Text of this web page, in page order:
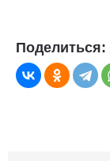
Поделиться: